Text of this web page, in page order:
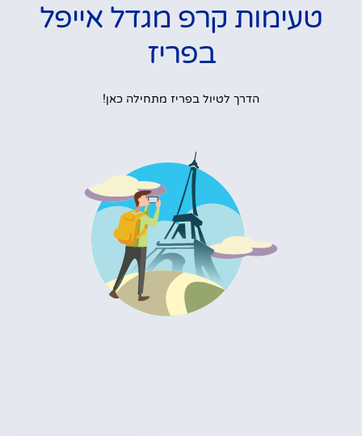
טעימות קרפ מגדל אייפל
בפריז
הדרך לטיול בפריז מתחילה כאן!